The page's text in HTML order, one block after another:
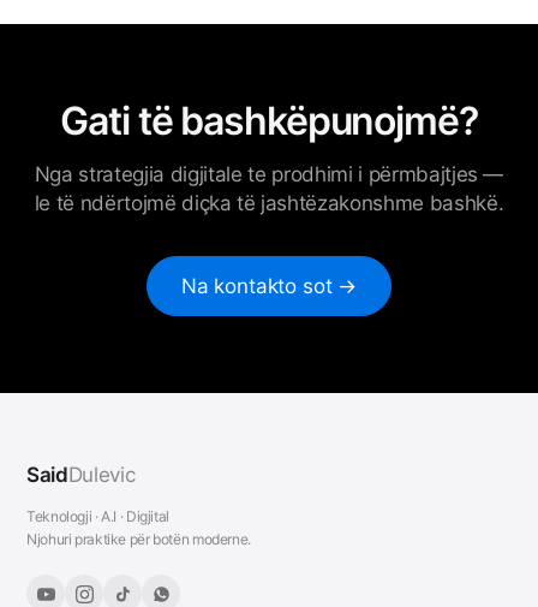
Gati të bashkëpunojmë?
Nga strategjia digjitale te prodhimi i përmbajtjes —
le të ndërtojmë diçka të jashtëzakonshme bashkë.
Na kontakto sot →
SaidDulevic
Teknologji · A.I · Digjital
Njohuri praktike për botën moderne.